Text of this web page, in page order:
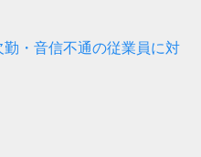
勤・音信不通の従業員に対